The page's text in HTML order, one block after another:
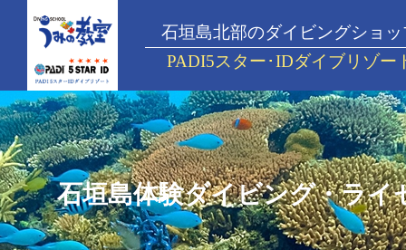
石垣島北部のダイビングショッ
PADI5スター･IDダイブリゾー
石垣島体験ダイビング・ライ